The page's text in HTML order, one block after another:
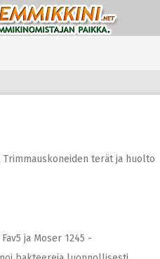
Trimmauskoneiden terät ja huolto
ja Moser 1245 -